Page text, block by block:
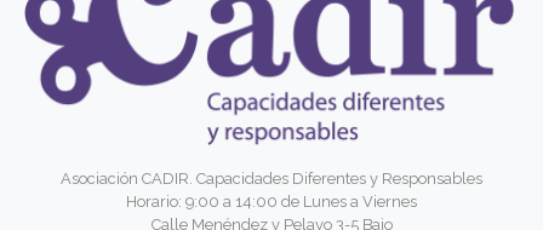
Asociación CADIR. Capacidades Diferentes y Responsables
Horario: 9:00 a 14:00 de Lunes a Viernes
Calle Menéndez y Pelayo 3-5 Bajo